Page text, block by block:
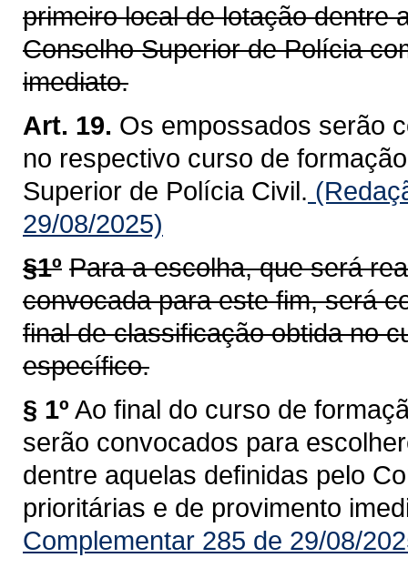
primeiro local de lotação dentre
Conselho Superior de Polícia
imediato.
Art. 19. Os empossados serão
no respectivo curso de
Superior de Polícia Civil.
29/08/2025)
§1º Para a escolha, que será
convocada para este fim, será
final de classificação obtida no
específico.
§ 1º Ao final do curso de
serão convocados para
dentre aquelas definidas pelo
prioritárias e de provimento
Complementar 285 de 29/08/